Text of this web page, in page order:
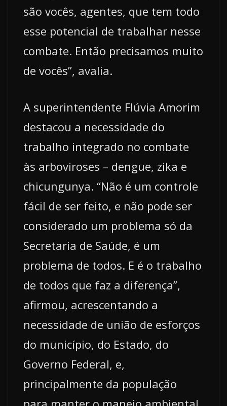
são vocês, agentes, que tem todo
esse potencial de trabalhar nesse
combate. Então precisamos muito
de vocês”, avalia.
A superintendente Flúvia Amorim
destacou a necessidade do
trabalho integrado no combate
às arboviroses – dengue, zika e
chicungunya. “Não é um controle
fácil de ser feito, e não pode ser
considerado um problema só da
Secretaria de Saúde, é um
problema de todos. E é o trabalho
de todos que faz a diferença”,
afirmou, acrescentando a
necessidade de união de esforços
do município, do Estado, do
Governo Federal, e,
principalmente da população